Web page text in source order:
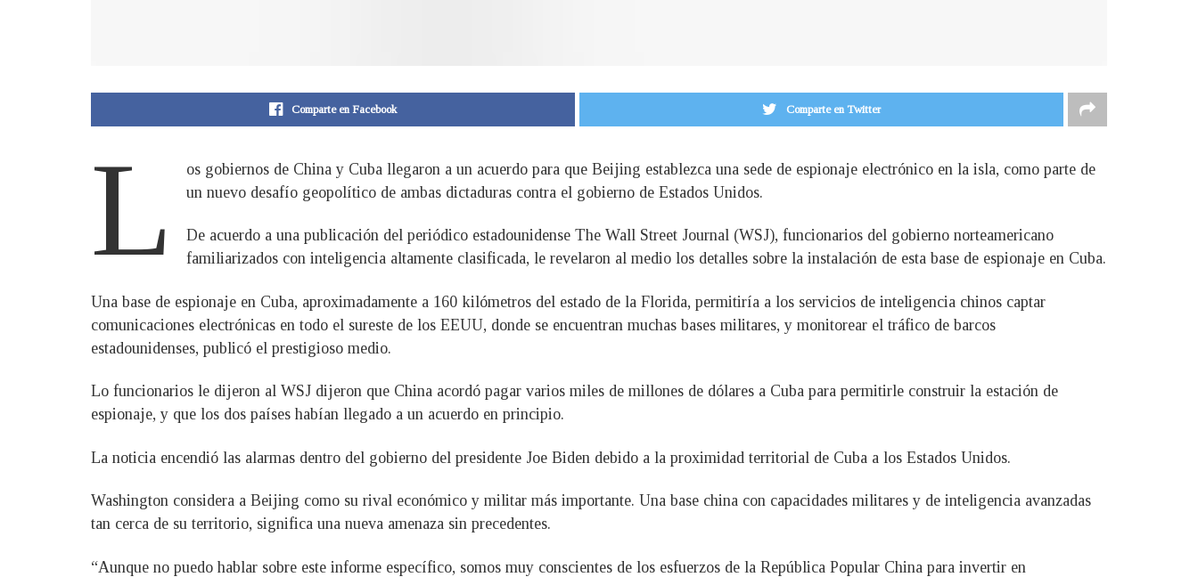
Comparte en Facebook Comparte en Twitter
L
os gobiernos de China y Cuba llegaron a un acuerdo para que Beijing establezca una sede de espionaje electrónico en la isla, como parte de
un nuevo desafío geopolítico de ambas dictaduras contra el gobierno de Estados Unidos.
De acuerdo a una publicación del periódico estadounidense The Wall Street Journal (WSJ), funcionarios del gobierno norteamericano
familiarizados con inteligencia altamente clasificada, le revelaron al medio los detalles sobre la instalación de esta base de espionaje en Cuba.
Una base de espionaje en Cuba, aproximadamente a 160 kilómetros del estado de la Florida, permitiría a los servicios de inteligencia chinos captar
comunicaciones electrónicas en todo el sureste de los EEUU, donde se encuentran muchas bases militares, y monitorear el tráfico de barcos
estadounidenses, publicó el prestigioso medio.
Lo funcionarios le dijeron al WSJ dijeron que China acordó pagar varios miles de millones de dólares a Cuba para permitirle construir la estación de
espionaje, y que los dos países habían llegado a un acuerdo en principio.
La noticia encendió las alarmas dentro del gobierno del presidente Joe Biden debido a la proximidad territorial de Cuba a los Estados Unidos.
Washington considera a Beijing como su rival económico y militar más importante. Una base china con capacidades militares y de inteligencia avanzadas
tan cerca de su territorio, significa una nueva amenaza sin precedentes.
“Aunque no puedo hablar sobre este informe específico, somos muy conscientes de los esfuerzos de la República Popular China para invertir en